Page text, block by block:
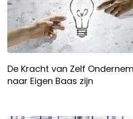
De Kracht van Zelf
naar Eigen Baas zijn